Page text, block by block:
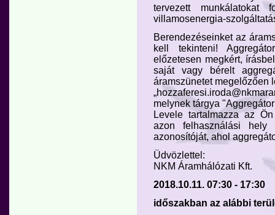
tervezett munkálatokat
villamosenergia-
Berendezéseinket az
kell tekinteni!
előzetesen megkért,
saját vagy bérelt
áramszünetet megelőzően
melynek tárgya
Levele tartalmazza az
azon felhasználási
azonosítóját, ahol
Üdvözlettel:
NKM Áramhálózati Kft.
2018.10.11. 07:30 - 17:30
időszakban az alábbi